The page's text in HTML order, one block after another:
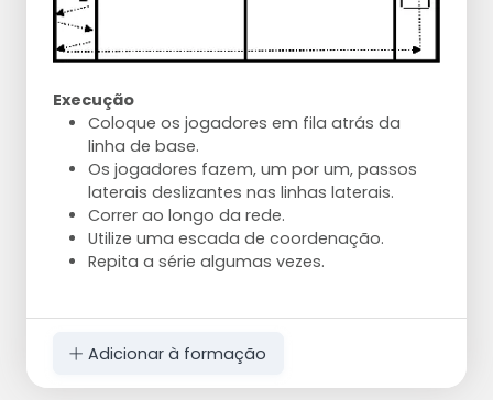
Execução
Coloque os jogadores em fila atrás da
linha de base.
Os jogadores fazem, um por um, passos
laterais deslizantes nas linhas laterais.
Correr ao longo da rede.
Utilize uma escada de coordenação.
Repita a série algumas vezes.
Adicionar à formação